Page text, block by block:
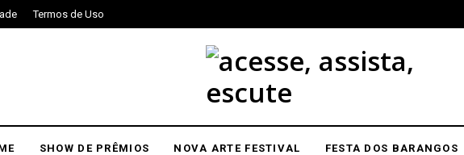
Termos de Uso
SHOW DE PRÊMIOS NOVA ARTE FESTIVAL FESTA DOS BARANGOS